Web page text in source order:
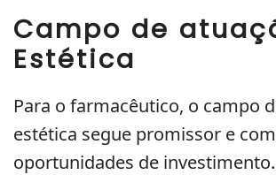
Campo de
Estética
Para o farmacêutico, o campo
estética segue promissor e
oportunidades de